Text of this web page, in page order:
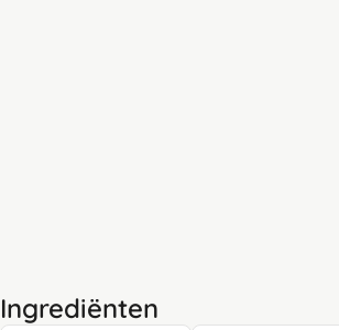
Ingrediënten